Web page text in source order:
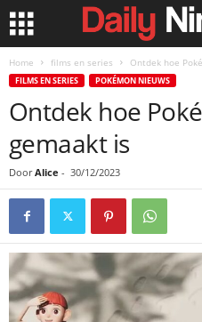
Home films en series Ontdek hoe
FILMS EN SERIES POKÉMON NIEUWS
Ontdek hoe
gemaakt is
Door Alice - 30/12/2023